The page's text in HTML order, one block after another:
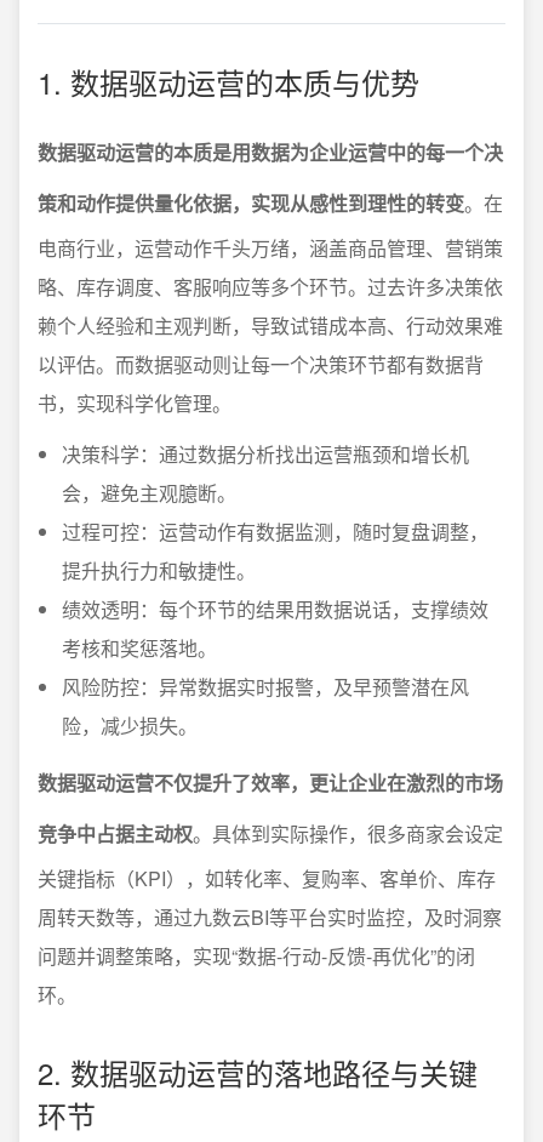
1. 数据驱动运营的本质与优势
数据驱动运营的本质是用数据为企业运营中的每一个决
策和动作提供量化依据，实现从感性到理性的转变。在
电商行业，运营动作千头万绪，涵盖商品管理、营销策
略、库存调度、客服响应等多个环节。过去许多决策依
赖个人经验和主观判断，导致试错成本高、行动效果难
以评估。而数据驱动则让每一个决策环节都有数据背
书，实现科学化管理。
决策科学：通过数据分析找出运营瓶颈和增长机
会，避免主观臆断。
过程可控：运营动作有数据监测，随时复盘调整，
提升执行力和敏捷性。
绩效透明：每个环节的结果用数据说话，支撑绩效
考核和奖惩落地。
风险防控：异常数据实时报警，及早预警潜在风
险，减少损失。
数据驱动运营不仅提升了效率，更让企业在激烈的市场
竞争中占据主动权。具体到实际操作，很多商家会设定
关键指标（KPI），如转化率、复购率、客单价、库存
周转天数等，通过九数云BI等平台实时监控，及时洞察
问题并调整策略，实现“数据-行动-反馈-再优化”的闭
环。
2. 数据驱动运营的落地路径与关键
环节